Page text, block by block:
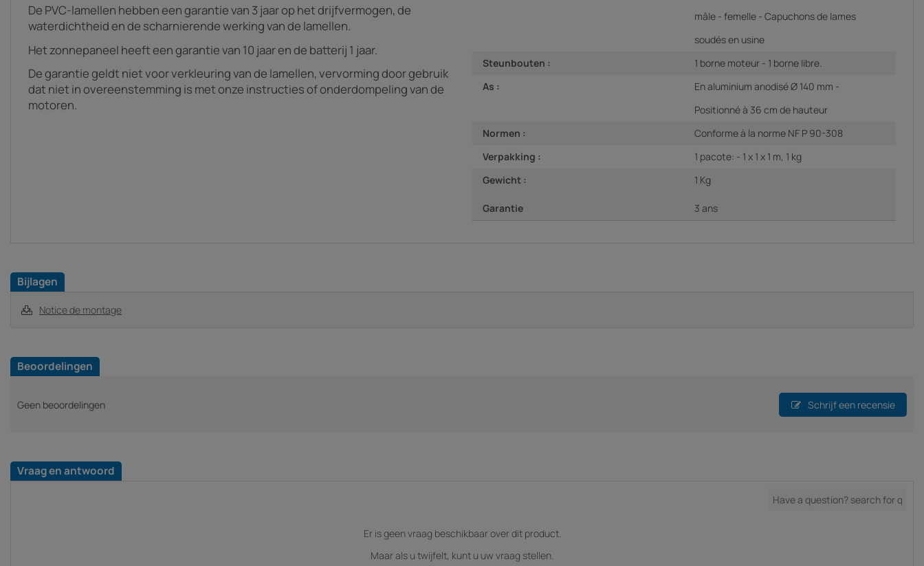
De PVC-lamellen hebben een garantie van 3 jaar op het drijfvermogen, de
waterdichtheid en de scharnierende werking van de lamellen.
Het zonnepaneel heeft een garantie van 10 jaar en de batterij 1 jaar.
De garantie geldt niet voor verkleuring van de lamellen, vervorming door gebruik
dat niet in overeenstemming is met onze instructies of onderdompeling van de
motoren.
mâle - femelle - Capuchons de lames
soudés en usine
Steunbouten :
1 borne moteur - 1 borne libre.
As :
En aluminium anodisé Ø 140 mm -
Positionné à 36 cm de hauteur
Normen :
Conforme à la norme NF P 90-308
Verpakking :
1 pacote: - 1 x 1 x 1 m, 1 kg
Gewicht :
1 Kg
Garantie 3 ans
Bijlagen
Notice de montage
Beoordelingen
Geen beoordelingen Schrijf een recensie
Vraag en antwoord
Er is geen vraag beschikbaar over dit product.
Maar als u twijfelt, kunt u uw vraag stellen.